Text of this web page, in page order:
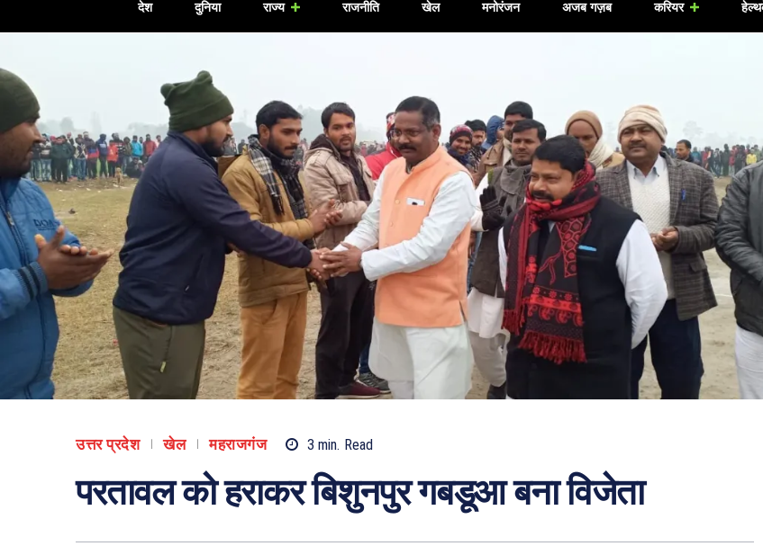
देश दुनिया राज्य राजनीति खेल मनोरंजन अजब गज़ब करियर
उत्तर प्रदेश खेल महराजगंज 3 min. Read
परतावल को हराकर बिशुनपुर गबडूआ बना विजेता